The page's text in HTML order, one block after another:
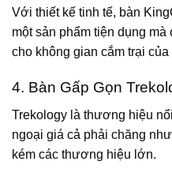
Với thiết kế tinh tế, bàn
một sản phẩm tiện dụng
cho không gian cắm trại của
4. Bàn Gấp Gọn
Trekology là thương hiệu
ngoại giá cả phải chăng
kém các thương hiệu lớn.